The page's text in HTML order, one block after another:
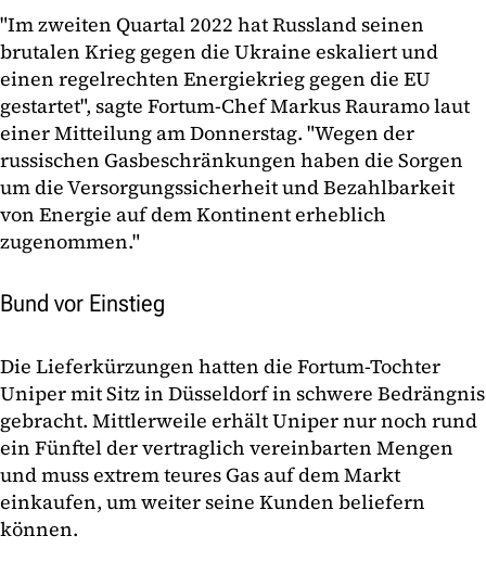
"Im zweiten Quartal 2022 hat Russland seinen
brutalen Krieg gegen die Ukraine eskaliert und
einen regelrechten Energiekrieg gegen die EU
gestartet", sagte Fortum-Chef Markus Rauramo laut
einer Mitteilung am Donnerstag. "Wegen der
russischen Gasbeschränkungen haben die Sorgen
um die Versorgungssicherheit und Bezahlbarkeit
von Energie auf dem Kontinent erheblich
zugenommen."
Bund vor Einstieg
Die Lieferkürzungen hatten die Fortum-Tochter
Uniper mit Sitz in Düsseldorf in schwere Bedrängnis
gebracht. Mittlerweile erhält Uniper nur noch rund
ein Fünftel der vertraglich vereinbarten Mengen
und muss extrem teures Gas auf dem Markt
einkaufen, um weiter seine Kunden beliefern
können.